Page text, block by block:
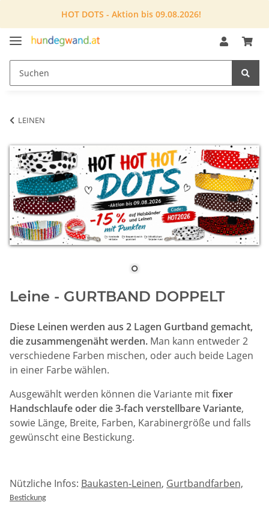
HOT DOTS - Aktion bis 09.08.2026!
LEINEN
Leine - GURTBAND DOPPELT
Diese Leinen werden aus 2 Lagen Gurtband gemacht,
die zusammengenäht werden. Man kann entweder 2
verschiedene Farben mischen, oder auch beide Lagen
in einer Farbe wählen.
Ausgewählt werden können die Variante mitfixer
Handschlaufe oder die 3-fach verstellbare Variante,
sowie Länge, Breite, Farben, Karabinergröße und falls
gewünscht eine Bestickung.
Nützliche Infos: Baukasten-Leinen, Gurtbandfarben,
Bestickung